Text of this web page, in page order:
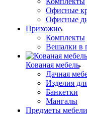
Офисные
Офисные
Прихожие
Комплекты
Вешалки в
Кованая мебель
Дачная
Изделия
Банкетки
Мангалы
Предметы мебели